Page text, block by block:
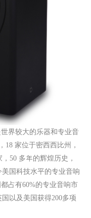
界较大的乐器和专业⾳
18 家位于密西西比州，
50 多年的辉煌历史，
国科技水平的专业音响
占有60%的专业音响市
以及美国获得200多项